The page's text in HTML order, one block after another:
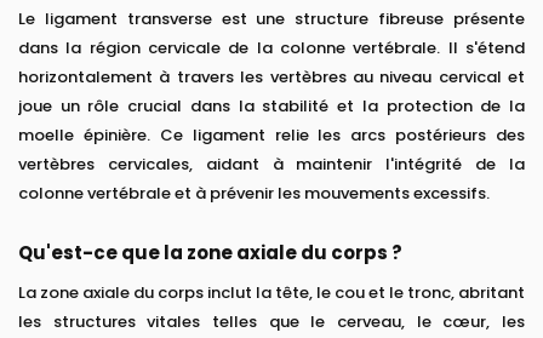
Le ligament transverse est une structure fibreuse présente
dans la région cervicale de la colonne vertébrale. Il s'étend
horizontalement à travers les vertèbres au niveau cervical et
joue un rôle crucial dans la stabilité et la protection de la
moelle épinière. Ce ligament relie les arcs postérieurs des
vertèbres cervicales, aidant à maintenir l'intégrité de la
colonne vertébrale et à prévenir les mouvements excessifs.
Qu'est-ce que la zone axiale du corps ?
La zone axiale du corps inclut la tête, le cou et le tronc, abritant
les structures vitales telles que le cerveau, le cœur, les